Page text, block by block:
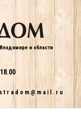
и области